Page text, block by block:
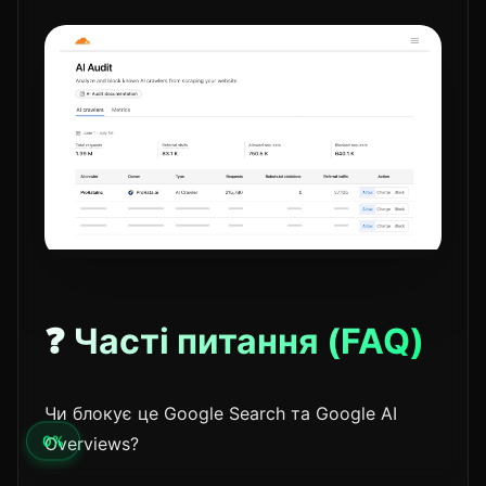
❓ Часті питання (FAQ)
Чи блокує це Google Search та Google AI
Overviews?